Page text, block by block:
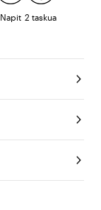
Napit 2 taskua